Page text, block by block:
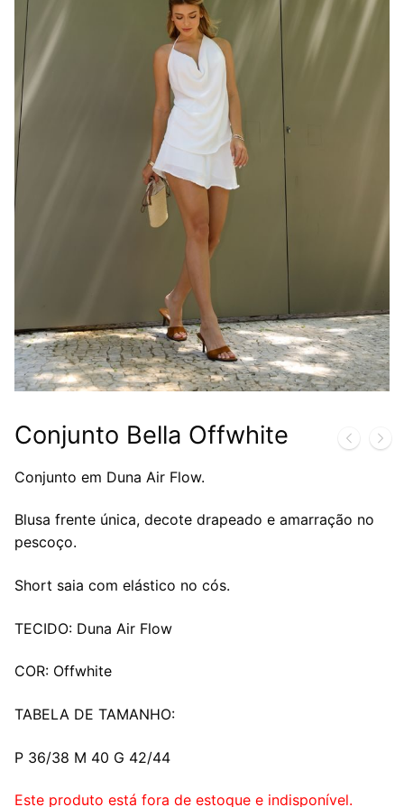
Conjunto Bella Offwhite
Conjunto em Duna Air Flow.
Blusa frente única, decote drapeado e amarração no
pescoço.
Short saia com elástico no cós.
TECIDO: Duna Air Flow
COR: Offwhite
TABELA DE TAMANHO:
P 36/38 M 40 G 42/44
Este produto está fora de estoque e indisponível.